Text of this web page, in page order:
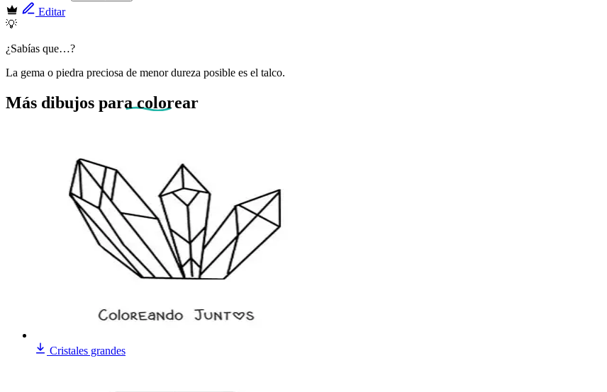
Editar
💡
¿Sabías que…?
La gema o piedra preciosa de menor dureza posible es el talco.
Más dibujos para colorear
Cristales grandes